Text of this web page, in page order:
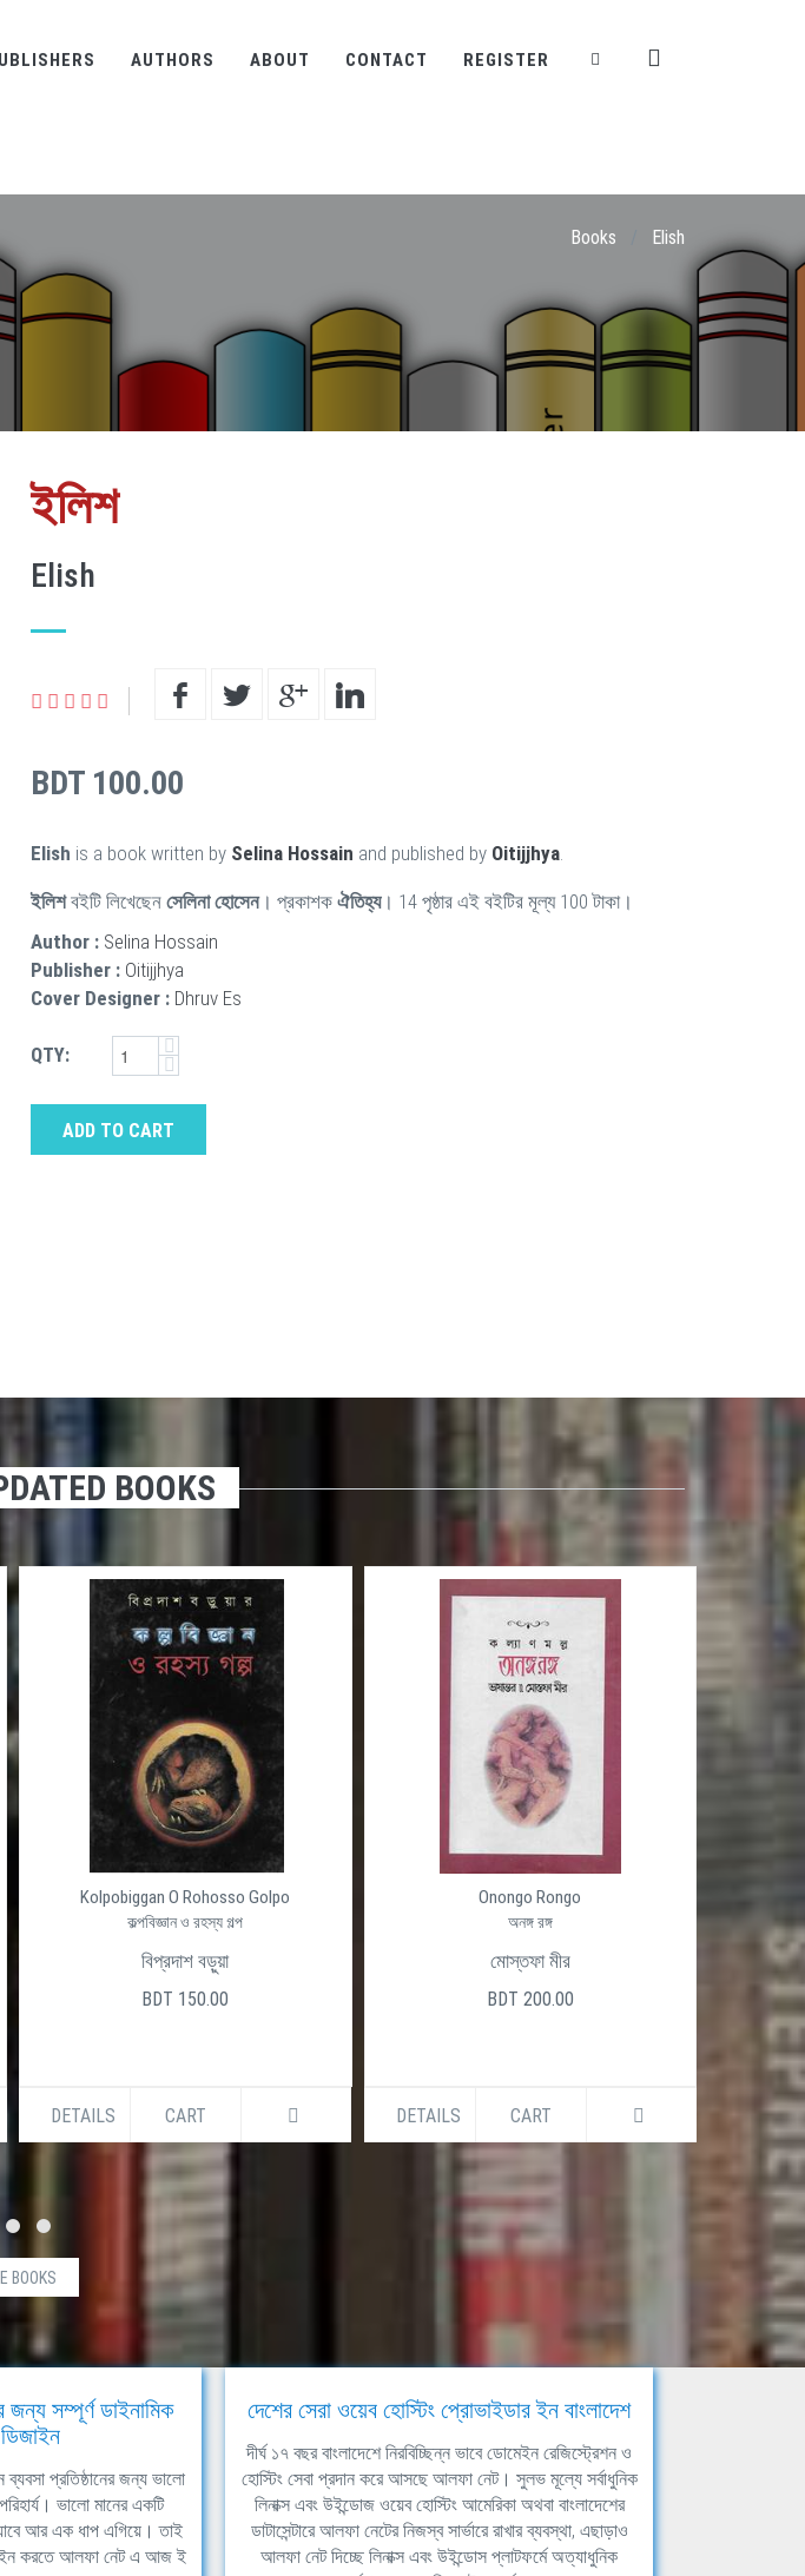
AUTHORS ABOUT CONTACT REGISTER
Books Elish
ইলিশ
Elish
BDT 100.00
Elish is a book written by Selina Hossain and published by Oitijjhya.
ইলিশবইটি লিখেছেন সেলিনা হোসেন। প্রকাশক ঐতিহ্য। 14 পৃষ্ঠার এই বইটির মূল্য 100 টাকা।
Author : Selina Hossain
Publisher : Oitijjhya
Cover Designer : Dhruv Es
QTY:
ADD TO CART
BOOKS
Kolpobiggan O Rohosso Golpo
কল্পবিজ্ঞান ও রহস্য গল্প
বিপ্রদাশ বড়ুয়া
BDT 150.00
DETAILS CART
Onongo Rongo
অনঙ্গ রঙ্গ
মোস্তফা মীর
BDT 200.00
DETAILS CART DETAILS
BOOKS
সম্পূর্ণ ডাইনামিক
প্রতিষ্ঠানের জন্য ভালো
ভালো মানের একটি
আর এক ধাপ এগিয়ে। তাই
করতে আলফা নেট এ আজ ই
দেশের সেরা ওয়েব হোস্টিং প্রোভাইডার ইন বাংলাদেশ
দীর্ঘ ১৭ বছর বাংলাদেশে নিরবিচ্ছিন্ন ভাবে ডোমেইন রেজিস্ট্রেশন ও
হোস্টিং সেবা প্রদান করে আসছে আলফা নেট। সুলভ মূল্যে সর্বাধুনিক
লিনাক্স এবং উইন্ডোজ ওয়েব হোস্টিং আমেরিকা অথবা বাংলাদেশের
ডাটাসেন্টারে আলফা নেটের নিজস্ব সার্ভারে রাখার ব্যবস্থা, এছাড়াও
আলফা নেট দিচ্ছে লিনাক্স এবং উইন্ডোস প্লাটফর্মে অত্যাধুনিক